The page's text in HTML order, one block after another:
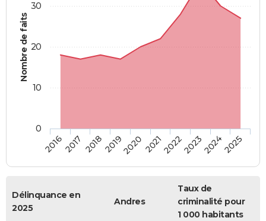
Nombre de faits
20162017 20182019202020212022202320242025
0
10
20
30
Délinquance en
2025
Andres
Taux de
criminalité pour
1 000 habitants